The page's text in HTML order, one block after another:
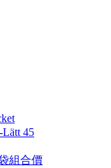
Lätt 45
組合價